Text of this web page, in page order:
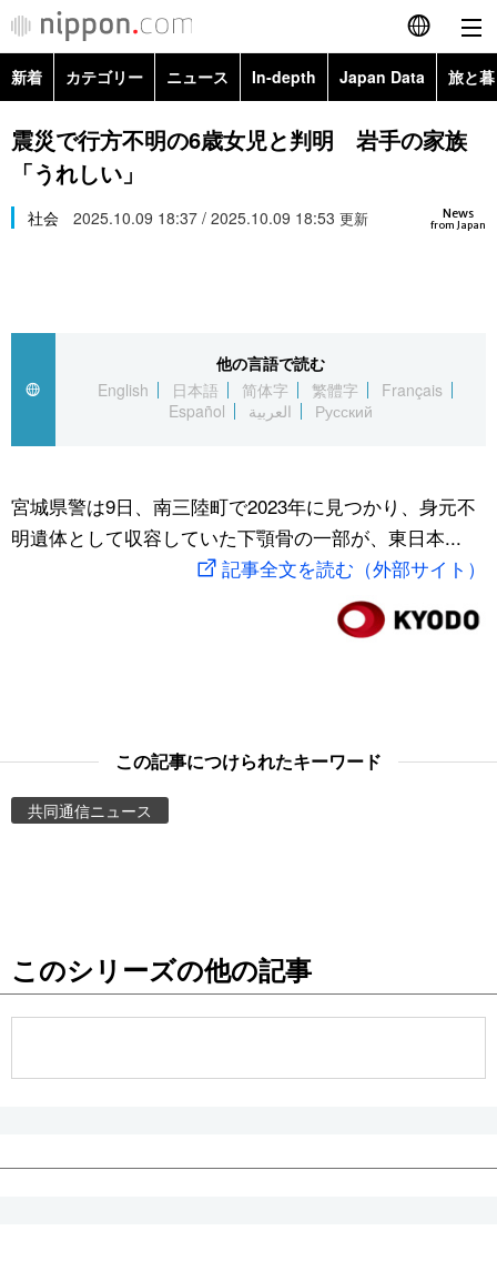
English
简体字
Русский
カテゴリー
経済・ビジネス
国際
文化
トップ
アーカイブ
In-depth
Japan Data
動画/Live
お知らせ
新着 カテゴリー ニュース In-depth Japan Data 旅と
政治・外交
経済・ビジネス
スポーツ・東京2020
Topics
震災で行方不明の6歳女児と判明 岩手の家族
「うれしい」
News
from Japan
社会 2025.10.09 18:37 / 2025.10.09 18:53 更新
他の言語で読む
English
日本語 简体字 繁體字
Français
Español
العربية Русский
宮城県警は9日、南三陸町で2023年に見つかり、身元不
明遺体として収容していた下顎骨の一部が、東日本...
記事全文を読む（外部サイト）
この記事につけられたキーワード
共同通信ニュース
このシリーズの他の記事